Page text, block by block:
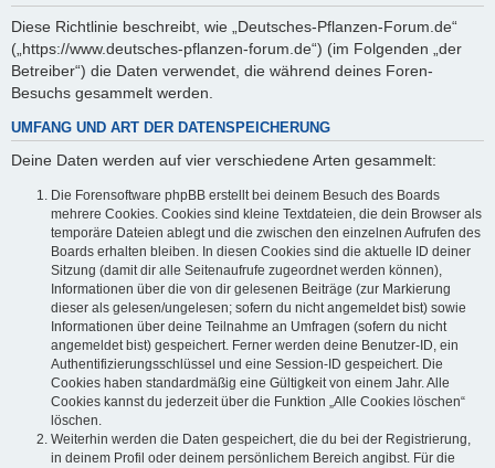
Diese Richtlinie beschreibt, wie „Deutsches-Pflanzen-Forum.de“
(„https://www.deutsches-pflanzen-forum.de“) (im Folgenden „der
Betreiber“) die Daten verwendet, die während deines Foren-
Besuchs gesammelt werden.
UMFANG UND ART DER DATENSPEICHERUNG
Deine Daten werden auf vier verschiedene Arten gesammelt:
Die Forensoftware phpBB erstellt bei deinem Besuch des Boards
mehrere Cookies. Cookies sind kleine Textdateien, die dein Browser als
temporäre Dateien ablegt und die zwischen den einzelnen Aufrufen des
Boards erhalten bleiben. In diesen Cookies sind die aktuelle ID deiner
Sitzung (damit dir alle Seitenaufrufe zugeordnet werden können),
Informationen über die von dir gelesenen Beiträge (zur Markierung
dieser als gelesen/ungelesen; sofern du nicht angemeldet bist) sowie
Informationen über deine Teilnahme an Umfragen (sofern du nicht
angemeldet bist) gespeichert. Ferner werden deine Benutzer-ID, ein
Authentifizierungsschlüssel und eine Session-ID gespeichert. Die
Cookies haben standardmäßig eine Gültigkeit von einem Jahr. Alle
Cookies kannst du jederzeit über die Funktion „Alle Cookies löschen“
löschen.
Weiterhin werden die Daten gespeichert, die du bei der Registrierung,
in deinem Profil oder deinem persönlichem Bereich angibst. Für die